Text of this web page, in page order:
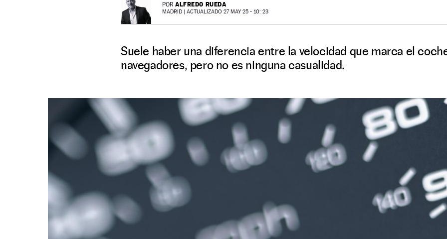
POR ALFREDO RUEDA
MADRID | ACTUALIZADO 27 MAY 25 - 10: 23
Suele haber una diferencia entre la velocidad que marca el
navegadores, pero no es ninguna casualidad.